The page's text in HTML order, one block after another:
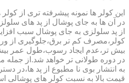
این کولر ها نمونه پیشرفته تری از
در آن ها به جای پوشال از پد های
از پد سلولزی به جای پوشال سبب
کولر،مصرف کم تر برق،جلوگیری از
بیش تر،عدم ایجاد رسوب،طول عمر بیش
در دوره طولانی تر خواهد شد.از جمله
به انتشار بوی نا مطبوع از پد ها،در
قیمت بالا به نسبت کولر های پوشالی